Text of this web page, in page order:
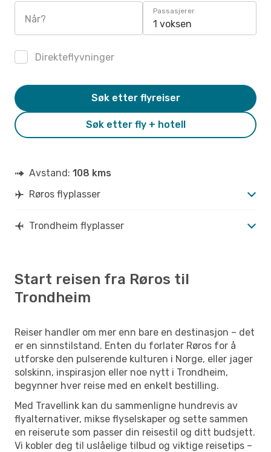
Når?
Passasjerer
1 voksen
Direkteflyvninger
Søk etter fly + hotell
Søk etter flyreiser
Avstand: 108 kms
Røros flyplasser
Trondheim flyplasser
Start reisen fra Røros til
Trondheim
Reiser handler om mer enn bare en destinasjon – det
er en sinnstilstand. Enten du forlater Røros for å
utforske den pulserende kulturen i Norge, eller jager
solskinn, inspirasjon eller noe nytt i Trondheim,
begynner hver reise med en enkelt bestilling.
Med Travellink kan du sammenligne hundrevis av
flyalternativer, mikse flyselskaper og sette sammen
en reiserute som passer din reisestil og ditt budsjett.
Vi kobler deg til uslåelige tilbud og viktige reisetips –